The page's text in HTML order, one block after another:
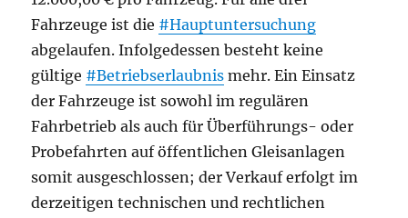
Fahrzeuge ist die #Hauptuntersuchung
abgelaufen. Infolgedessen besteht keine
gültige #Betriebserlaubnis mehr. Ein Einsatz
der Fahrzeuge ist sowohl im regulären
Fahrbetrieb als auch für Überführungs- oder
Probefahrten auf öffentlichen Gleisanlagen
somit ausgeschlossen; der Verkauf erfolgt im
derzeitigen technischen und rechtlichen